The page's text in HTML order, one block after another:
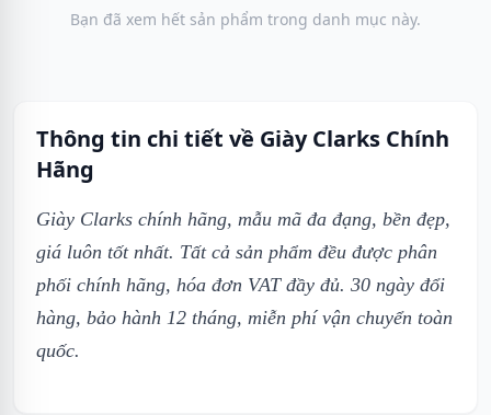
Bạn đã xem hết sản phẩm trong danh mục này.
Thông tin chi tiết về Giày Clarks Chính
Hãng
Giày Clarks chính hãng, mẫu mã đa đạng, bền đẹp,
giá luôn tốt nhất. Tất cả sản phẩm đều được phân
phối chính hãng, hóa đơn VAT đầy đủ. 30 ngày đổi
hàng, bảo hành 12 tháng, miễn phí vận chuyển toàn
quốc.